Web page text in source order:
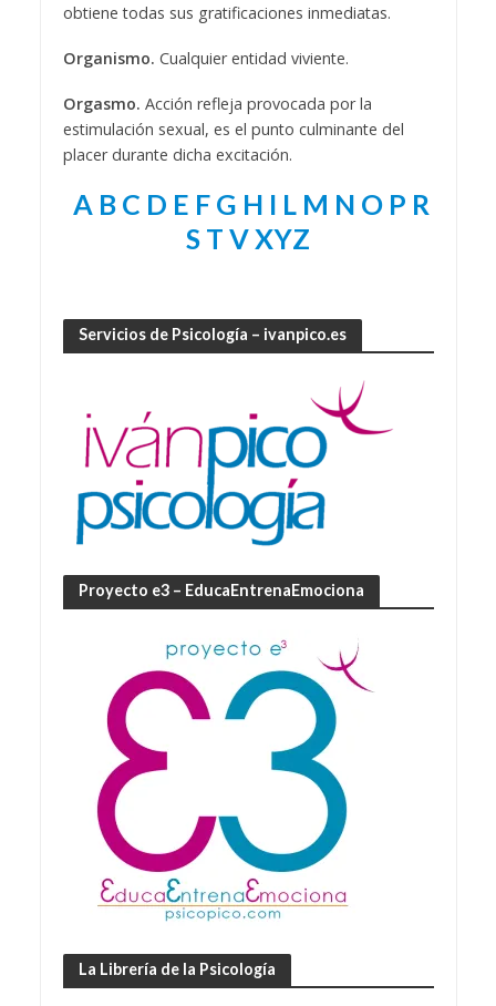
obtiene todas sus gratificaciones inmediatas.
Organismo. Cualquier entidad viviente.
Orgasmo. Acción refleja provocada por la
estimulación sexual, es el punto culminante del
placer durante dicha excitación.
A B C D E F G H I L M N O P R
S T VXYZ
Servicios de Psicología – ivanpico.es
Proyecto e3 – EducaEntrenaEmociona
La Librería de la Psicología